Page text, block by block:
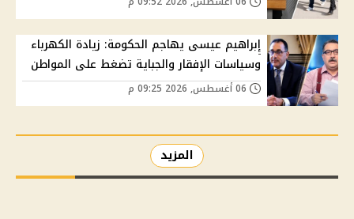
إبراهيم عيسى يهاجم الحكومة: زيادة الكهرباء
وسياسات الإفقار والجباية تضغط على المواطن
المزيد